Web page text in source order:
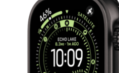
Оплата
Доставка
Самовывоз